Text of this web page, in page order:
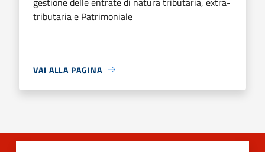
tributaria e Patrimoniale
VAI ALLA PAGINA